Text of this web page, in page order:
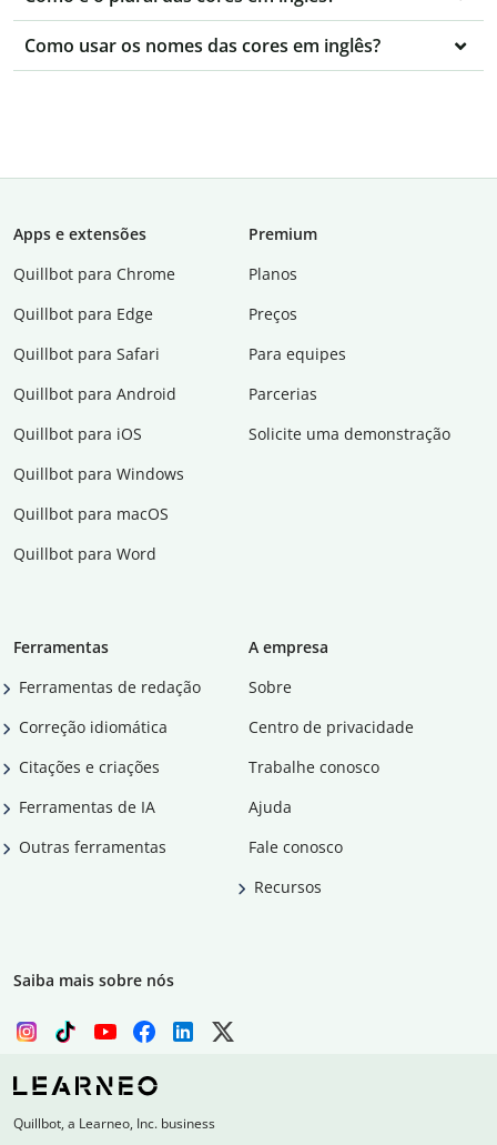
Como usar os nomes das cores em inglês?
Apps e extensões
Quillbot para Chrome
Quillbot para Edge
Quillbot para Safari
Quillbot para Android
Quillbot para iOS
Quillbot para Windows
Quillbot para macOS
Quillbot para Word
Premium
Planos
Preços
Para equipes
Parcerias
Solicite uma demonstração
Ferramentas
Ferramentas de redação
Correção idiomática
Citações e criações
Ferramentas de IA
Outras ferramentas
A empresa
Sobre
Centro de privacidade
Trabalhe conosco
Ajuda
Fale conosco
Recursos
Saiba mais sobre nós
Quillbot, a Learneo, Inc. business